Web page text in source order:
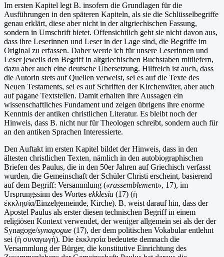
Im ersten Kapitel legt B. insofern die Grundlagen für die
Ausführungen in den späteren Kapiteln, als sie die Schlüsselbegriffe
genau erklärt, diese aber nicht in der altgriechischen Fassung,
sondern in Umschrift bietet. Offensichtlich geht sie nicht davon aus,
dass ihre Leserinnen und Leser in der Lage sind, die Begriffe im
Original zu erfassen. Daher werde ich für unsere Leserinnen und
Leser jeweils den Begriff in altgriechischen Buchstaben mitliefern,
dazu aber auch eine deutsche Übersetzung. Hilfreich ist auch, dass
die Autorin stets auf Quellen verweist, sei es auf die Texte des
Neuen Testaments, sei es auf Schriften der Kirchenväter, aber auch
auf pagane Textstellen. Damit erhalten ihre Aussagen ein
wissenschaftliches Fundament und zeigen übrigens ihre enorme
Kenntnis der antiken christlichen Literatur. Es bleibt noch der
Hinweis, dass B. nicht nur für Theologen schreibt, sondern auch für
an den antiken Sprachen Interessierte.
Den Auftakt im ersten Kapitel bildet der Hinweis, dass in den
ältesten christlichen Texten, nämlich in den autobiographischen
Briefen des Paulus, die in den 50er Jahren auf Griechisch verfasst
wurden, die Gemeinschaft der Schüler Christi erscheint, basierend
auf dem Begriff: Versammlung («rassemblement», 17), im
Ursprungssinn des Wortes ekklesia (17) (ἡ
ἐκκλησία/Einzelgemeinde, Kirche). B. weist darauf hin, dass der
Apostel Paulus als erster diesen technischen Begriff in einem
religiösen Kontext verwendet, der weniger allgemein sei als der der
Synagoge/synagogue (17), der dem politischen Vokabular entlehnt
sei (ἡ συναγωγή). Die ἐκκλησία bedeutete demnach die
Versammlung der Bürger, die konstitutive Einrichtung des